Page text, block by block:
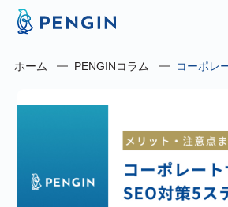
ホーム PENGINコラム コーポレ